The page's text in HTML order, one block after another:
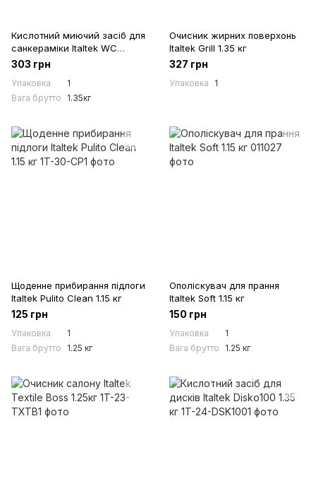
Кислотний миючий засіб для
санкераміки Italtek WC
Cleaner 1.35 кг
303 грн
Упаковка
1
Вага брутто
1.35кг
Очисник жирних поверхонь
Italtek Grill 1.35 кг
327 грн
Упаковка 1
Щоденне прибирання підлоги
Italtek Pulito Clean 1.15 кг
125 грн
Упаковка
1
Вага брутто
1.25 кг
Ополіскувач для прання
Italtek Soft 1.15 кг
150 грн
Упаковка
1
Вага брутто
1.25 кг